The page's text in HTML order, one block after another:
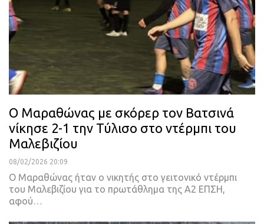
Ο Μαραθώνας με σκόρερ τον Βατσινά
νίκησε 2-1 την Τύλισο στο ντέρμπι του
Μαλεβιζίου
08/02/2026 20:09
Ο Μαραθώνας ήταν ο νικητής στο γειτονικό ντέρμπι
του Μαλεβιζίου για το πρωτάθλημα της Α2 ΕΠΣΗ,
αφού…